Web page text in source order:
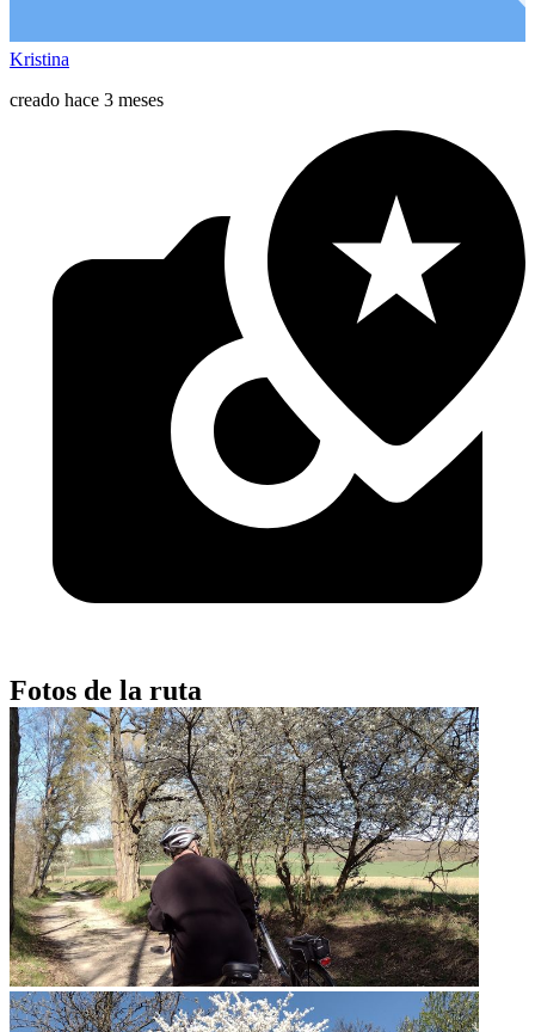
Kristina
creado hace 3 meses
Fotos de la ruta